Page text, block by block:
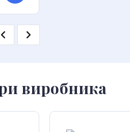
виробника